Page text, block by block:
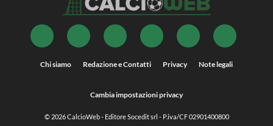
Chi siamo Redazione e Contatti Privacy Note legali
Cambia impostazioni privacy
© 2026CalcioWeb- Editore Socedit srl - P.iva/CF 02901400800